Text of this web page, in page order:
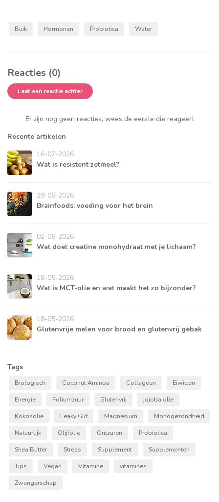
Buik Hormonen Probiotica Water
Reacties (0)
Laat een reactie achter
Er zijn nog geen reacties, wees de eerste die reageert
Recente artikelen
16-07-2026
Wat is resistent zetmeel?
29-06-2026
Brainfoods: voeding voor het brein
02-06-2026
Wat doet creatine monohydraat met je lichaam?
18-05-2026
Wat is MCT-olie en wat maakt het zo bijzonder?
18-05-2026
Glutenvrije melen voor brood en glutenvrij gebak
Tags
Biologisch Coconut Aminos Collageen
Eiwitten
Energie
Foliumzuur Glutenvrij
jojoba olie
Kokosolie
Leaky Gut Magnesium
Mondgezondheid
Natuurlijk
Olijfolie Ontzuren
Probiotica
Shea Butter
Stress Supplement
Supplementen
Tips
Vegan Vitamine
vitamines
Zwangerschap